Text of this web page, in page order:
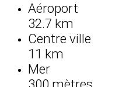
Aéroport
32.7 km
Centre ville
11 km
Mer